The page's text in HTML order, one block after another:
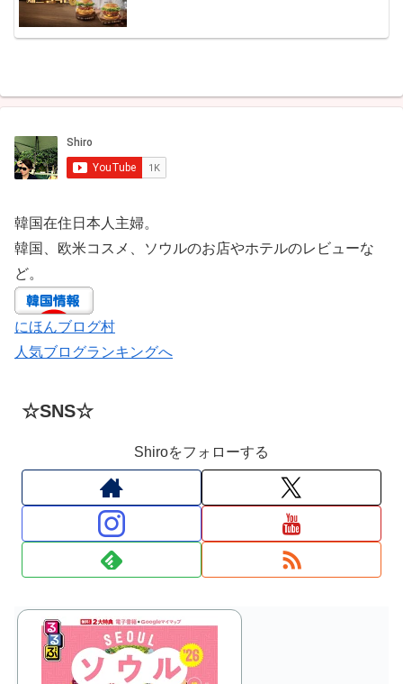
韓国在住日本人主婦。
韓国、欧米コスメ、ソウルのお店やホテルのレビューな
ど。
にほんブログ村
人気ブログランキングへ
☆SNS☆
Shiroをフォローする